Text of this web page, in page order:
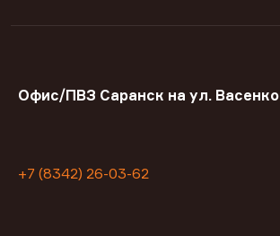
Офис/ПВЗ Саранск на ул. Васенко
+7 (8342) 26-03-62